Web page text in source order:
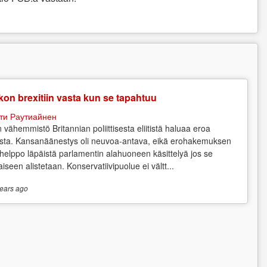
brexitiin vasta kun se tapahtuu
Раутиайнен
vähemmistö Britannian poliittisesta eliitistä haluaa eroa
Kansanäänestys oli neuvoa-antava, eikä erohakemuksen
läpäistä parlamentin alahuoneen käsittelyä jos se
alistetaan. Konservatiivipuolue ei vältt...
ago